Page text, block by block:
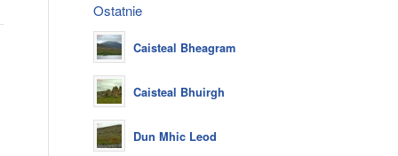
Ostatnie
Caisteal Bheagram
Caisteal Bhuirgh
Dun Mhic Leod